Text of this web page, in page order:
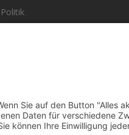
Politik
Folge uns auf SocialMedia